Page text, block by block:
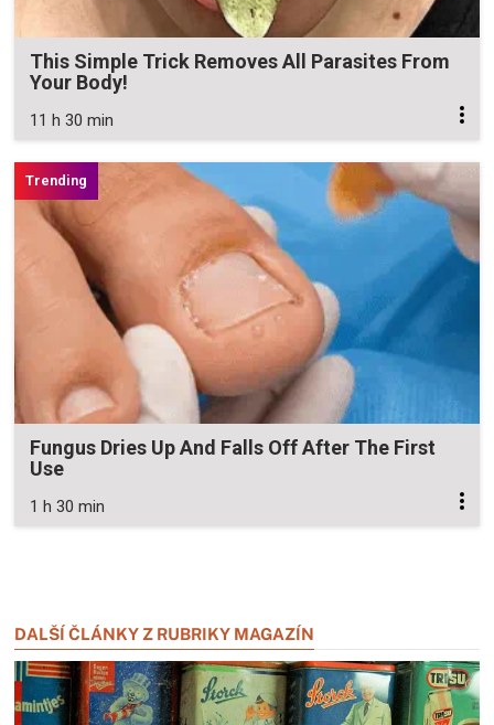
This Simple Trick Removes All Parasites From
Your Body!
11 h 30 min
Fungus Dries Up And Falls Off After The First
Use
1 h 30 min
DALŠÍ ČLÁNKY Z RUBRIKY MAGAZÍN